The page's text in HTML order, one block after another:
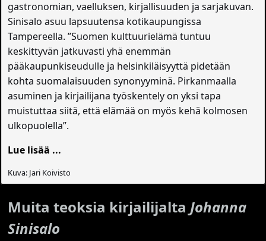
gastronomian, vaelluksen, kirjallisuuden ja sarjakuvan.
Sinisalo asuu lapsuutensa kotikaupungissa
Tampereella. ”Suomen kulttuurielämä tuntuu
keskittyvän jatkuvasti yhä enemmän
pääkaupunkiseudulle ja helsinkiläisyyttä pidetään
kohta suomalaisuuden synonyyminä. Pirkanmaalla
asuminen ja kirjailijana työskentely on yksi tapa
muistuttaa siitä, että elämää on myös kehä kolmosen
ulkopuolella”.
Lue lisää ...
Kuva: Jari Koivisto
Muita teoksia kirjailijalta Johanna
Sinisalo